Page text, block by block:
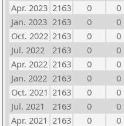
Apr. 2023 2163 0
0
Jan. 2023 2163 0
0
Oct. 2022 2163 0
0
Jul. 2022
2163 0
0
Apr. 2022 2163 0
0
Jan. 2022 2163 0
0
Oct. 2021 2163 0
0
Jul. 2021
2163 0
0
Apr. 2021 2163 0
0